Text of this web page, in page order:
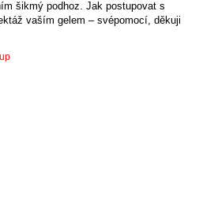
šikmý podhoz. Jak postupovat s
vaším gelem – svépomocí, děkuji